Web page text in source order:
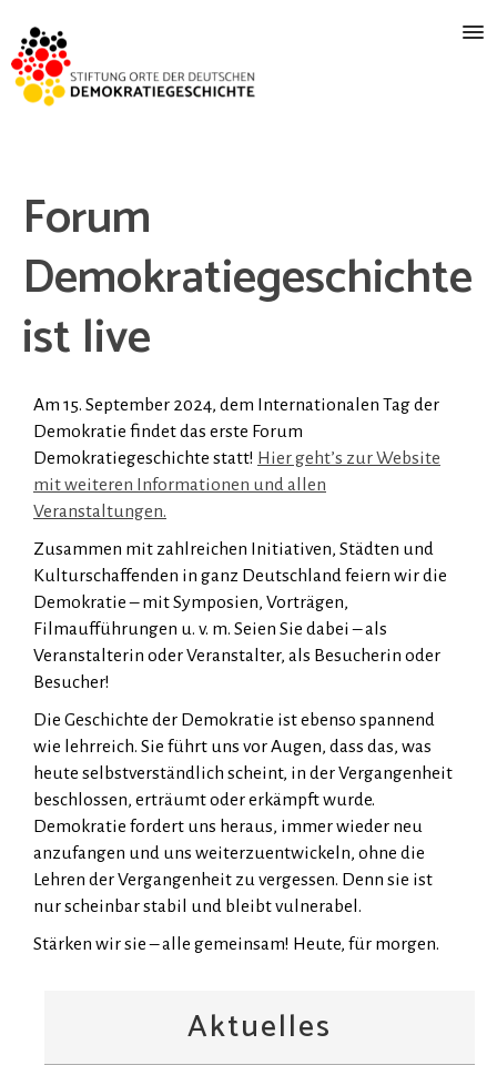
Forum
Demokratiegeschichte
ist live
Am 15. September 2024, dem Internationalen Tag der
Demokratie findet das erste Forum
Demokratiegeschichte statt! Hier geht’s zur Website
mit weiteren Informationen und allen
Veranstaltungen.
Zusammen mit zahlreichen Initiativen, Städten und
Kulturschaffenden in ganz Deutschland feiern wir die
Demokratie – mit Symposien, Vorträgen,
Filmaufführungen u. v. m. Seien Sie dabei – als
Veranstalterin oder Veranstalter, als Besucherin oder
Besucher!
Die Geschichte der Demokratie ist ebenso spannend
wie lehrreich. Sie führt uns vor Augen, dass das, was
heute selbstverständlich scheint, in der Vergangenheit
beschlossen, erträumt oder erkämpft wurde.
Demokratie fordert uns heraus, immer wieder neu
anzufangen und uns weiterzuentwickeln, ohne die
Lehren der Vergangenheit zu vergessen. Denn sie ist
nur scheinbar stabil und bleibt vulnerabel.
Stärken wir sie – alle gemeinsam! Heute, für morgen.
Aktuelles